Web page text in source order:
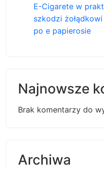
E-Cigarete w
szkodzi
po e papierosie
Najnowsze
Brak komentarzy do
Archiwa